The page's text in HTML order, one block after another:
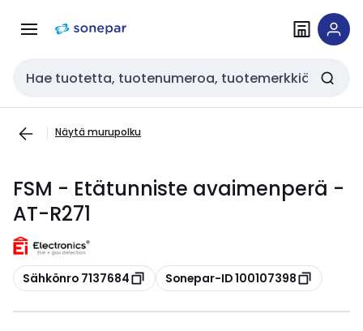
navigointiinsisältöön
Haku
Näytä murupolku
FSM - Etätunniste avaimenperä -
AT-R271
Kopioi
Sähkönro 7137684 Kopioi
Sonepar-ID 100107398